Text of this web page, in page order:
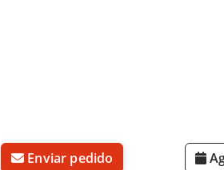
Enviar pedido